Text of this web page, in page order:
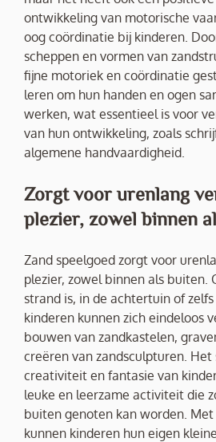
ontwikkeling van motorische
oog coördinatie bij kinderen.
scheppen en vormen van
fijne motoriek en coördinatie
leren om hun handen en ogen
werken, wat essentieel is voor
van hun ontwikkeling, zoals
algemene handvaardigheid.
Zorgt voor urenlang
plezier, zowel binnen
Zand speelgoed zorgt voor
plezier, zowel binnen als buiten.
strand is, in de achtertuin of
kinderen kunnen zich eindeloos
bouwen van zandkastelen,
creëren van zandsculpturen.
creativiteit en fantasie van
leuke en leerzame activiteit die
buiten genoten kan worden. Met
kunnen kinderen hun eigen